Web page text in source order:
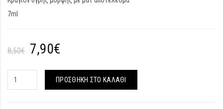
7ml
8,50€ 7,90€
ΠΡΟΣΘΉΚΗ ΣΤΟ ΚΑΛΆΘΙ